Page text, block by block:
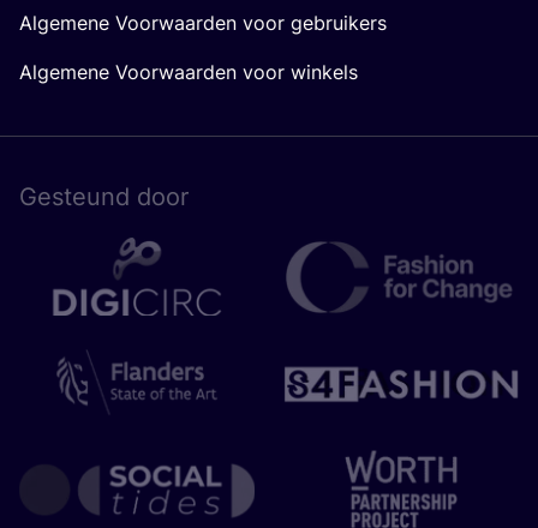
Algemene Voorwaarden voor gebruikers
Algemene Voorwaarden voor winkels
Gesteund door